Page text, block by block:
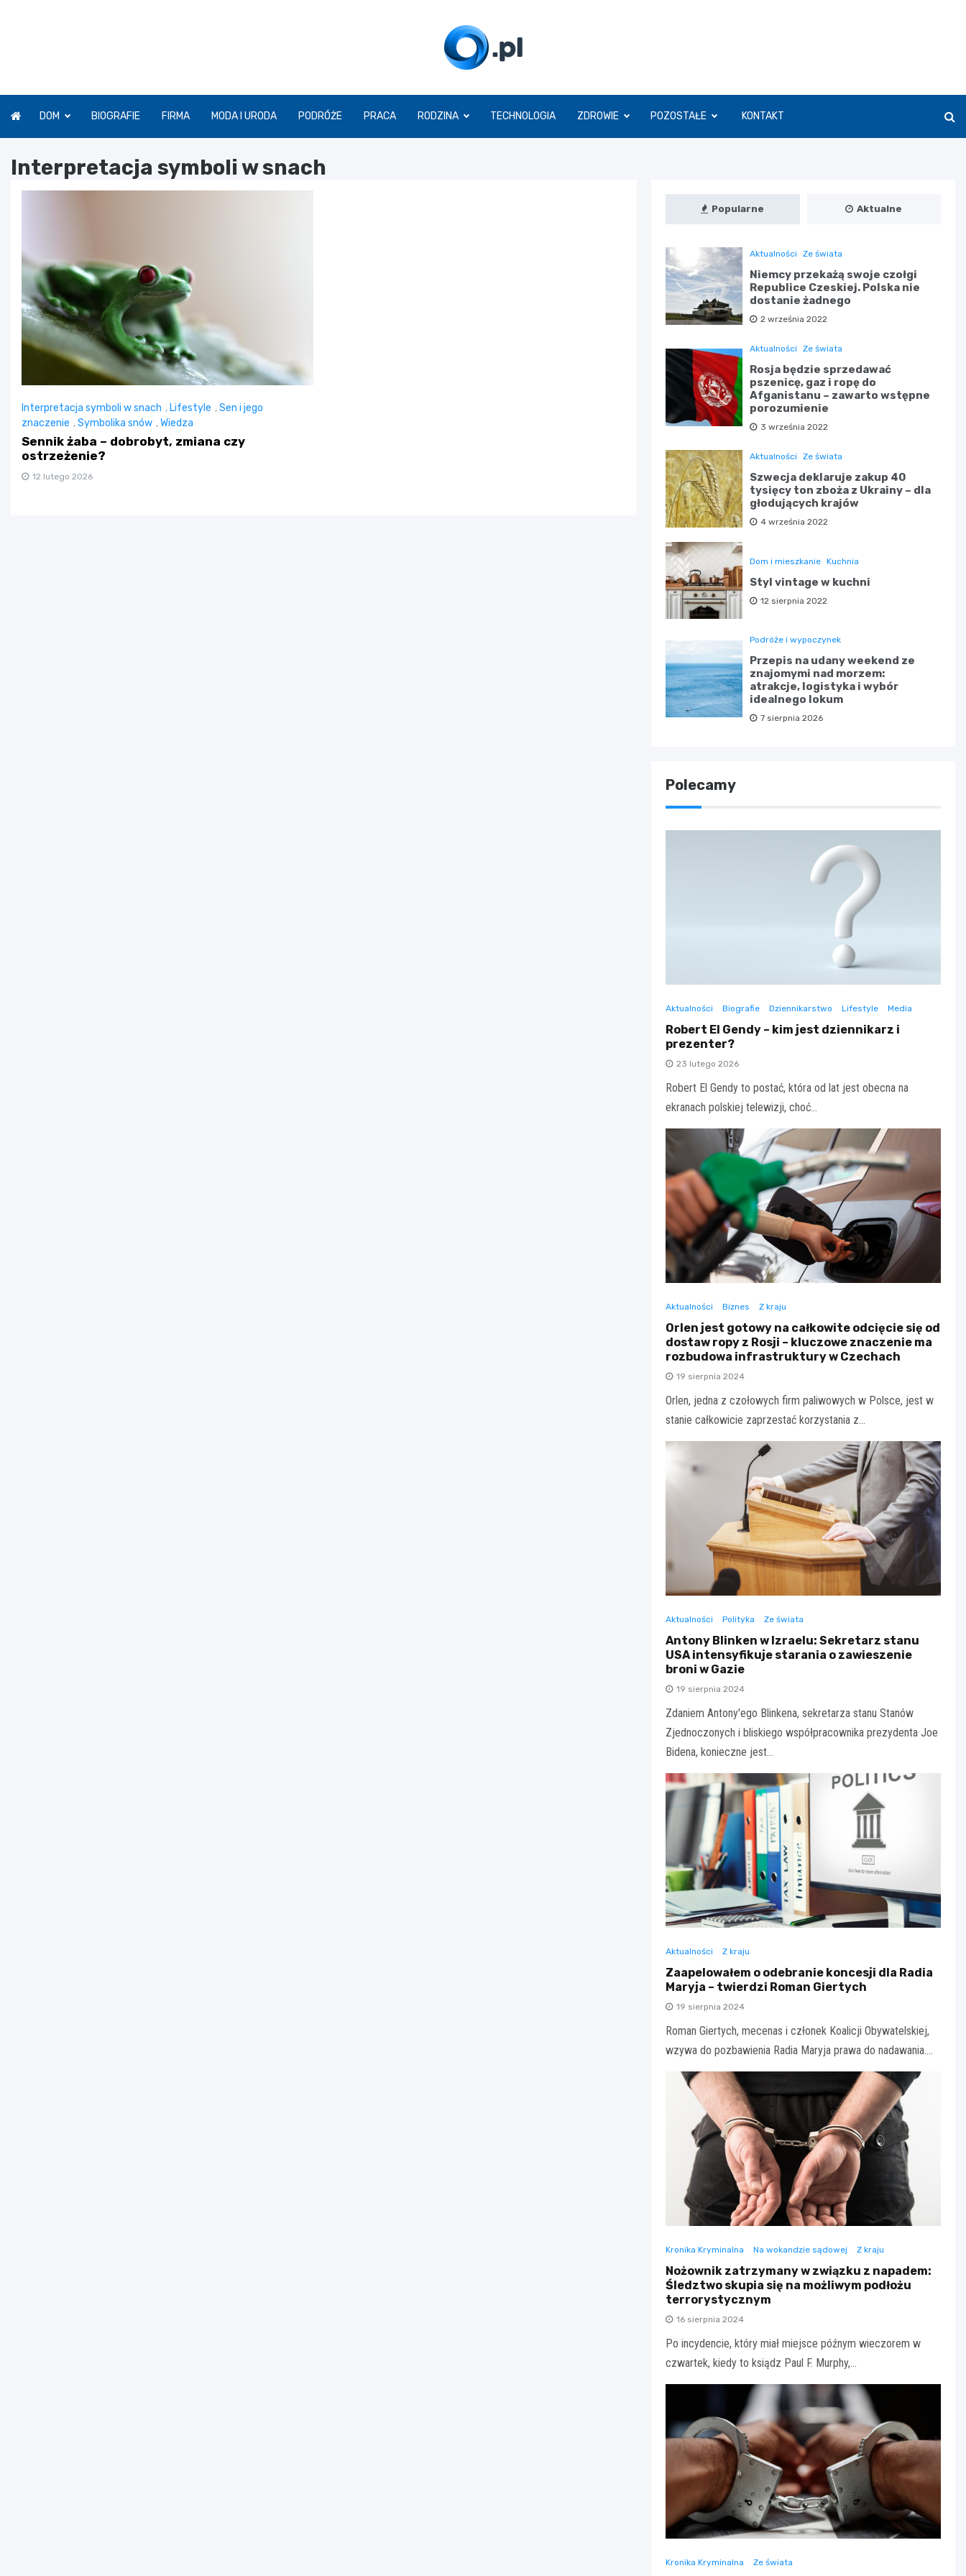
O.pl
DOM BIOGRAFIE FIRMA MODA I URODA PODRÓŻE PRACA RODZINA TECHNOLOGIA ZDROWIE POZOSTAŁE KONTAKT
Interpretacja symboli w snach
Interpretacja symboli w snach ,Lifestyle ,Sen i jego
znaczenie ,Symbolika snów ,Wiedza
Sennik żaba – dobrobyt, zmiana czy
ostrzeżenie?
12 lutego 2026
Popularne Aktualne
Aktualności Ze świata
Niemcy przekażą swoje czołgi
Republice Czeskiej. Polska nie
dostanie żadnego
2 września 2022
Aktualności Ze świata
Rosja będzie sprzedawać
pszenicę, gaz i ropę do
Afganistanu – zawarto wstępne
porozumienie
3 września 2022
Aktualności Ze świata
Szwecja deklaruje zakup 40
tysięcy ton zboża z Ukrainy – dla
głodujących krajów
4 września 2022
Dom i mieszkanie Kuchnia
Styl vintage w kuchni
12 sierpnia 2022
Podróże i wypoczynek
Przepis na udany weekend ze
znajomymi nad morzem:
atrakcje, logistyka i wybór
idealnego lokum
7 sierpnia 2026
Polecamy
Aktualności Biografie Dziennikarstwo Lifestyle Media
Robert El Gendy – kim jest dziennikarz i
prezenter?
23 lutego 2026
Robert El Gendy to postać, która od lat jest obecna na
ekranach polskiej telewizji, choć…
Aktualności Biznes Z kraju
Orlen jest gotowy na całkowite odcięcie się od
dostaw ropy z Rosji – kluczowe znaczenie ma
rozbudowa infrastruktury w Czechach
19 sierpnia 2024
Orlen, jedna z czołowych firm paliwowych w Polsce, jest w
stanie całkowicie zaprzestać korzystania z…
Aktualności Polityka Ze świata
Antony Blinken w Izraelu: Sekretarz stanu
USA intensyfikuje starania o zawieszenie
broni w Gazie
19 sierpnia 2024
Zdaniem Antony'ego Blinkena, sekretarza stanu Stanów
Zjednoczonych i bliskiego współpracownika prezydenta Joe
Bidena, konieczne jest…
Aktualności Z kraju
Zaapelowałem o odebranie koncesji dla Radia
Maryja – twierdzi Roman Giertych
19 sierpnia 2024
Roman Giertych, mecenas i członek Koalicji Obywatelskiej,
wzywa do pozbawienia Radia Maryja prawa do nadawania.…
Kronika Kryminalna Na wokandzie sądowej Z kraju
Nożownik zatrzymany w związku z napadem:
Śledztwo skupia się na możliwym podłożu
terrorystycznym
16 sierpnia 2024
Po incydencie, który miał miejsce późnym wieczorem w
czwartek, kiedy to ksiądz Paul F. Murphy,…
Kronika Kryminalna Ze świata